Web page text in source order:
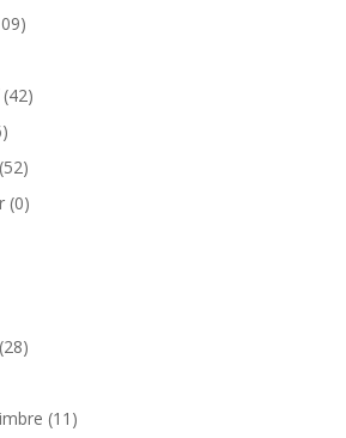
produits
109
4242
6
produits
5252
produits
00
2828
11 11